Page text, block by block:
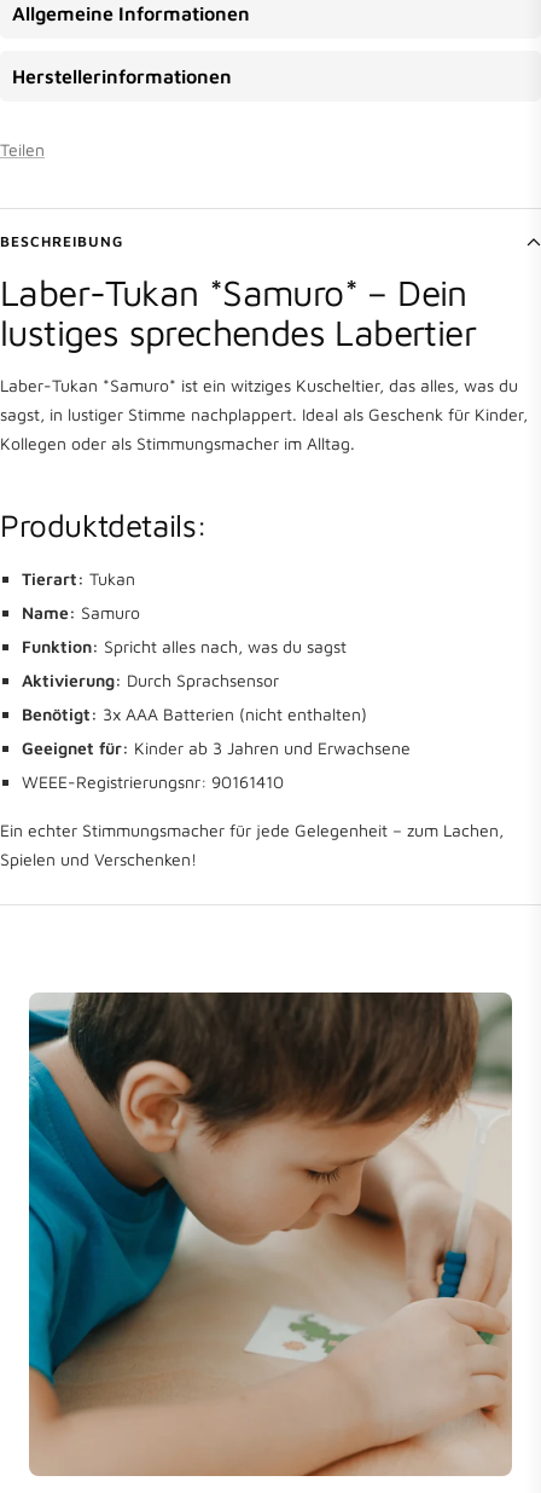
Allgemeine Informationen
Herstellerinformationen
Teilen
BESCHREIBUNG
Laber-Tukan *Samuro* – Dein
lustiges sprechendes Labertier
Laber-Tukan *Samuro* ist ein witziges Kuscheltier, das alles, was du
sagst, in lustiger Stimme nachplappert. Ideal als Geschenk für Kinder,
Kollegen oder als Stimmungsmacher im Alltag.
Produktdetails:
Tierart: Tukan
Name: Samuro
Funktion: Spricht alles nach, was du sagst
Aktivierung: Durch Sprachsensor
Benötigt: 3x AAA Batterien (nicht enthalten)
Geeignet für: Kinder ab 3 Jahren und Erwachsene
WEEE-Registrierungsnr: 90161410
Ein echter Stimmungsmacher für jede Gelegenheit – zum Lachen,
Spielen und Verschenken!